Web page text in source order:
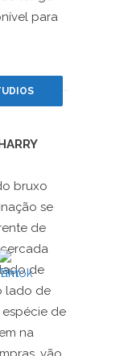
para
bruxo
se
de
de
lado de
de
na